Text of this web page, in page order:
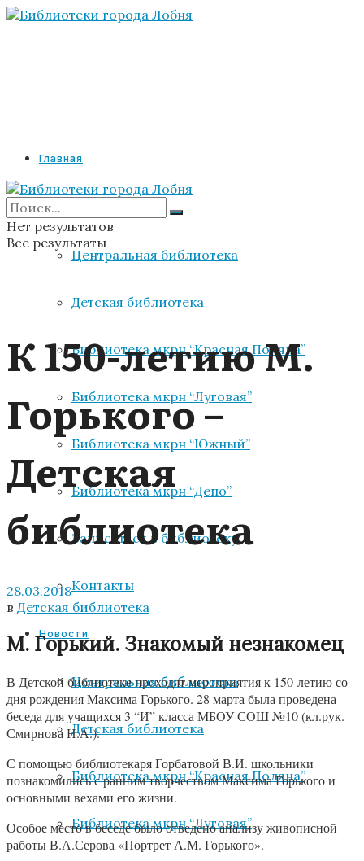
Главная
Библиотеки
Центральная библиотека
Детская библиотека
Библиотека мкрн “Красная Поляна”
Библиотека мкрн “Луговая”
Библиотека мкрн “Южный”
Библиотека мкрн “Депо”
Записаться в библиотеку
Контакты
Новости
Центральная библиотека
Детская библиотека
Библиотека мкрн “Красная Поляна”
Библиотека мкрн “Луговая”
Нет результатов
Все результаты
К 150-летию М.
Горького –
Детская
библиотека
28.03.2018
в Детская библиотека
М. Горький. Знакомый незнакомец
В Детской библиотеке проходят мероприятия к 150-летию со
дня рождения Максима Горького. 28 марта была проведена
беседа для учащихся 3 “И” класса МБОУ СОШ №10 (кл.рук.
Смирнова Н.А.).
С помощью библиотекаря Горбатовой В.И. школьники
познакомились с ранним творчеством Максима Горького и
основными вехами его жизни.
Особое место в беседе было отведено анализу живописной
работы В.А.Серова «Портрет А.М. Горького».